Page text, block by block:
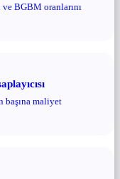
BGBM oranlarını
başına maliyet